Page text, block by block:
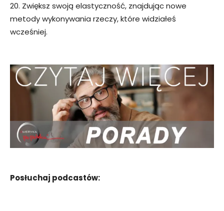
20. Zwiększ swoją elastyczność, znajdując nowe
metody wykonywania rzeczy, które widziałeś
wcześniej.
Posłuchaj podcastów: